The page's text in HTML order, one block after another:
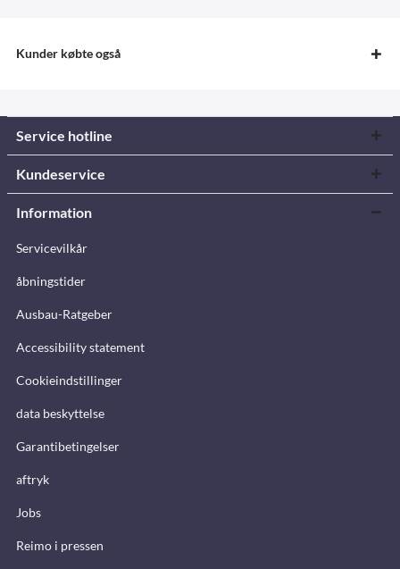
Kunder købte også
Service hotline
Kundeservice
Information
Servicevilkår
åbningstider
Ausbau-Ratgeber
Accessibility statement
Cookieindstillinger
data beskyttelse
Garantibetingelser
aftryk
Jobs
Reimo i pressen